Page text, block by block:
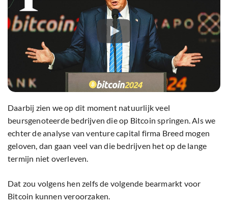
Daarbij zien we op dit moment natuurlijk veel
beursgenoteerde bedrijven die op Bitcoin springen. Als we
echter de analyse van venture capital firma Breed mogen
geloven, dan gaan veel van die bedrijven het op de lange
termijn niet overleven.
Dat zou volgens hen zelfs de volgende bearmarkt voor
Bitcoin kunnen veroorzaken.